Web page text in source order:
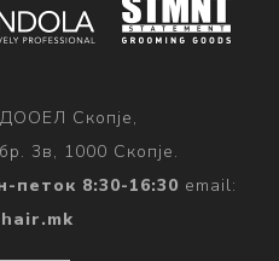
Скопје,
3в, 1000 Скопје.
петок 8:30-16:30 email: